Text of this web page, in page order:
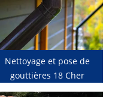
Nettoyage et pose de
gouttières 18 Cher